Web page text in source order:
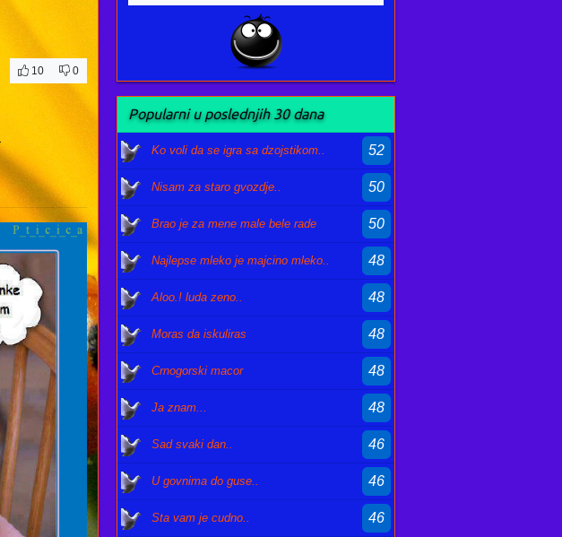
10 0
Popularni u poslednjih 30 dana
Ko voli da se igra sa dzojstikom.. 52
Nisam za staro gvozdje.. 50
Brao je za mene male bele rade 50
Najlepse mleko je majcino mleko.. 48
Aloo.! luda zeno.. 48
Moras da iskuliras 48
Crnogorski macor 48
Ja znam... 48
Sad svaki dan.. 46
U govnima do guse.. 46
Sta vam je cudno.. 46